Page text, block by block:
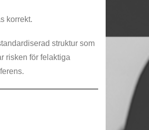
korrekt.
struktur som
risken för felaktiga